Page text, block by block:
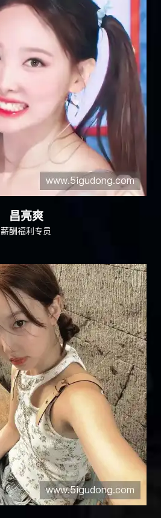
昌亮爽
薪酬福利专员